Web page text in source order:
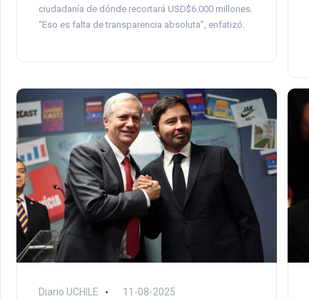
ciudadanía de dónde recortará USD$6.000 millones.
“Eso es falta de transparencia absoluta”, enfatizó.
Diario UCHILE 11-08-2025